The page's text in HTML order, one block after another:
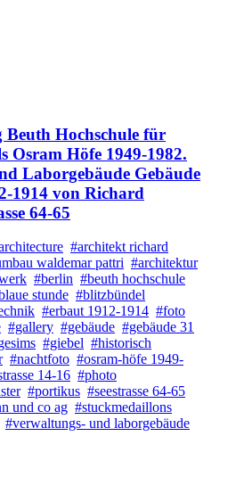
Hochschule für
Osram Höfe 1949-1982.
Laborgebäude Gebäude
1914 von Richard
64-65
#architekt richard
waldemar pattri #architektur
#berlin #beuth hochschule
stunde #blitzbündel
#erbaut 1912-1914 #foto
#gallery #gebäude #gebäude 31
#giebel #historisch
#nachtfoto #osram-höfe 1949-
14-16 #photo
#portikus #seestrasse 64-65
und co ag #stuckmedaillons
#verwaltungs- und laborgebäude